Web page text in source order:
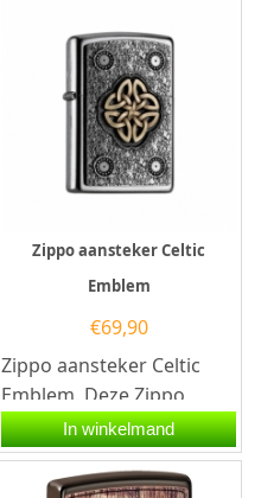
Zippo aansteker Celtic
Emblem
€69,90
Zippo aansteker Celtic
Emblem. Deze Zippo
aansteker heeft een mat
zilveren afwerking en aan
In winkelmand